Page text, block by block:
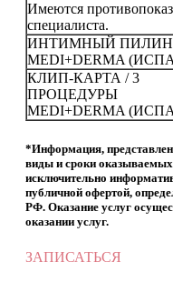
Имеются
специалиста.
ИНТИМНЫЙ
MEDI+DERMA
КЛИП-КАРТА / 3
ПРОЦЕДУРЫ
MEDI+DERMA
*Информация,
виды и сроки оказываемых
исключительно
публичной офертой,
РФ. Оказание услуг
оказании услуг.
ЗАПИСАТЬСЯ